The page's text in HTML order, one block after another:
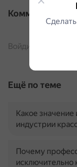
Комментарии
Войдите, чтобы
Ещё по теме
Какое
индустрии
Почему
исключительно